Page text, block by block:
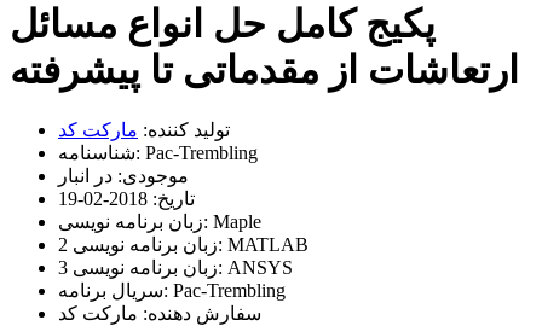
پکیج کامل حل انواع مسائل
ارتعاشات از مقدماتی تا پیشرفته
تولید کننده: مارکت کد
شناسنامه: Pac-Trembling
موجودی: در انبار
تاریخ: 2018-02-19
زبان برنامه نویسی: Maple
زبان برنامه نویسی 2: MATLAB
زبان برنامه نویسی 3: ANSYS
سریال برنامه: Pac-Trembling
سفارش دهنده: مارکت کد